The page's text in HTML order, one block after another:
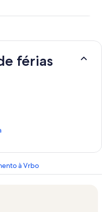
férias
à Vrbo